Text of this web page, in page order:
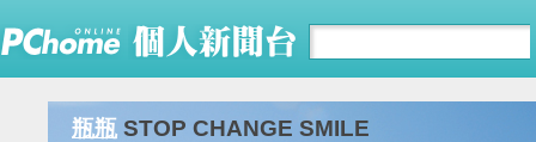
瓶瓶 STOP CHANGE SMILE